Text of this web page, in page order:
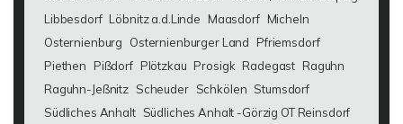
Libbesdorf Löbnitz a.d.Linde Maasdorf Micheln
Osternienburg
Osternienburger Land
Pfriemsdorf
Piethen
Pißdorf Plötzkau Prosigk Radegast Raguhn
Raguhn-Jeßnitz Scheuder Schkölen Stumsdorf
Südliches Anhalt Südliches Anhalt -Görzig OT Reinsdorf